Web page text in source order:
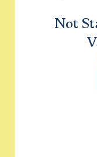
Not